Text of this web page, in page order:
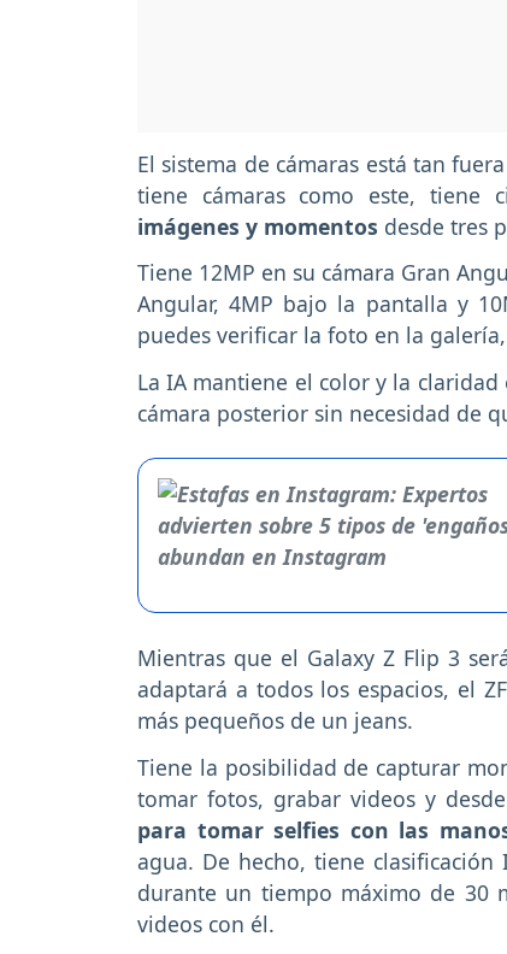
El sistema de cámaras está tan
tiene cámaras como este, tiene
imágenes y momentos desde tres
Tiene 12MP en su cámara Gran
Angular, 4MP bajo la pantalla y
puedes verificar la foto en la
La IA mantiene el color y la
cámara posterior sin necesidad de
Mientras que el Galaxy Z Flip 3
adaptará a todos los espacios, el
más pequeños de un jeans.
Tiene la posibilidad de capturar
tomar fotos, grabar videos y
para tomar selfies con las
agua. De hecho, tiene
durante un tiempo máximo de 30
videos con él.